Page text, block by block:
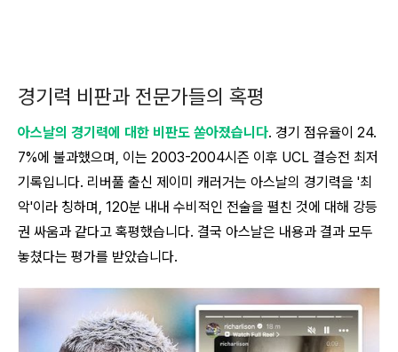
경기력 비판과 전문가들의 혹평
아스날의 경기력에 대한 비판도 쏟아졌습니다. 경기 점유율이 24.
7%에 불과했으며, 이는 2003-2004시즌 이후 UCL 결승전 최저
기록입니다. 리버풀 출신 제이미 캐러거는 아스날의 경기력을 '최
악'이라 칭하며, 120분 내내 수비적인 전술을 펼친 것에 대해 강등
권 싸움과 같다고 혹평했습니다. 결국 아스날은 내용과 결과 모두
놓쳤다는 평가를 받았습니다.